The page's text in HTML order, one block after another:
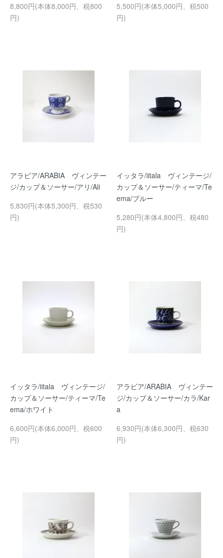
8,800円(本体8,000円、税800
円)
5,500円(本体5,000円、税500
円)
アラビア/ARABIA ヴィンテー
ジ/カップ＆ソーサー/アリ/Ali
5,830円(本体5,300円、税530
円)
イッタラ/iitala ヴィンテージ/
カップ＆ソーサー/ティーマ/Te
ema/ブルー
5,280円(本体4,800円、税480
円)
イッタラ/iitala ヴィンテージ/
カップ＆ソーサー/ティーマ/Te
ema/ホワイト
6,600円(本体6,000円、税600
円)
アラビア/ARABIA ヴィンテー
ジ/カップ＆ソーサー/カラ/Kar
a
6,930円(本体6,300円、税630
円)